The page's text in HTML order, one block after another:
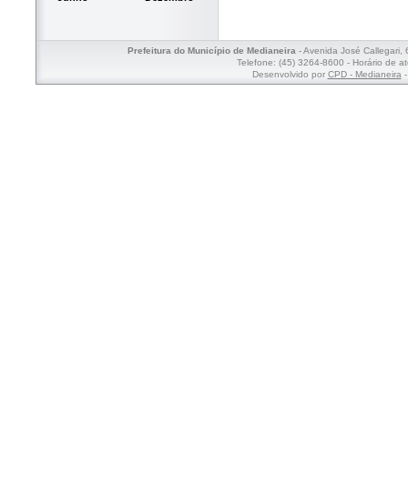
Prefeitura do Município de Medianeira- Avenida José Callegari,
Telefone: (45) 3264-8600 - Horário de
Desenvolvido por CPD - Medianeira-